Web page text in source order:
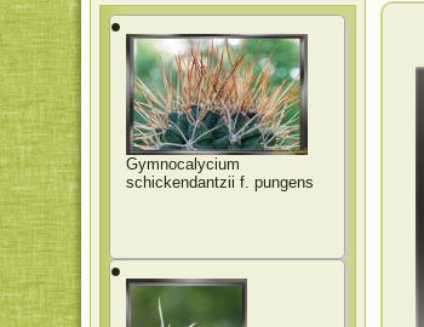
Gymnocalycium
schickendantzii f. pungens